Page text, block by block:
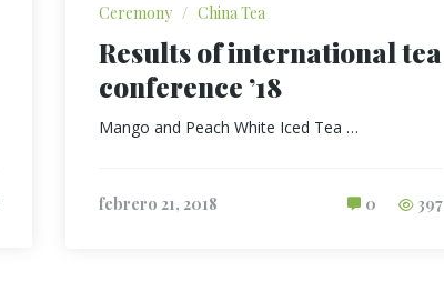
Ceremony / China Tea
Results of international tea
conference ’18
Mango and Peach White Iced Tea …
febrero 21, 2018 397
0